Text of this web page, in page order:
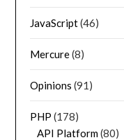
JavaScript(46)
Mercure(8)
Opinions (91)
PHP (178)
API Platform(80)